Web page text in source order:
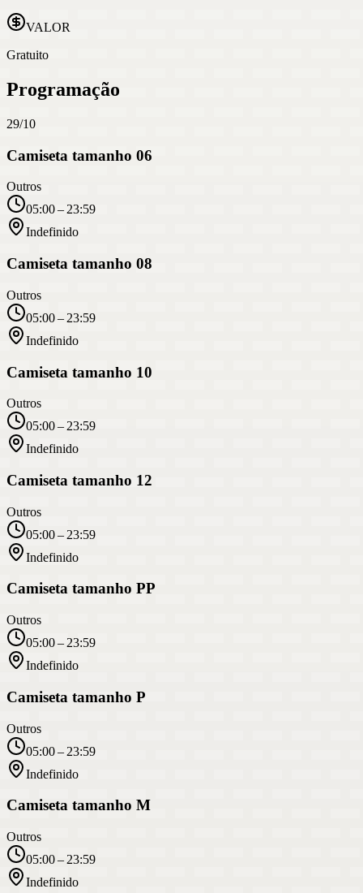
VALOR
Gratuito
Programação
29/10
Camiseta tamanho 06
Outros
05:00 – 23:59
Indefinido
Camiseta tamanho 08
Outros
05:00 – 23:59
Indefinido
Camiseta tamanho 10
Outros
05:00 – 23:59
Indefinido
Camiseta tamanho 12
Outros
05:00 – 23:59
Indefinido
Camiseta tamanho PP
Outros
05:00 – 23:59
Indefinido
Camiseta tamanho P
Outros
05:00 – 23:59
Indefinido
Camiseta tamanho M
Outros
05:00 – 23:59
Indefinido